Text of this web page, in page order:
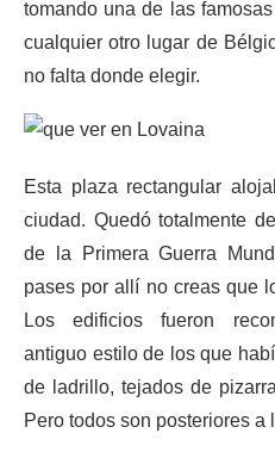
tomando una de las
cualquier otro lugar de
no falta donde elegir.
Esta plaza rectangular
ciudad. Quedó totalmente
de la Primera Guerra
pases por allí no creas que
Los edificios fueron
antiguo estilo de los que
de ladrillo, tejados de
Pero todos son posteriores a